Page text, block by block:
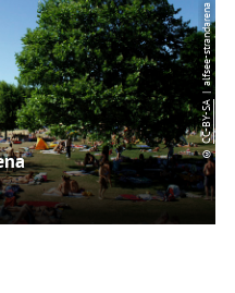
©
CC-BY-SA
| alfsee-strandarena